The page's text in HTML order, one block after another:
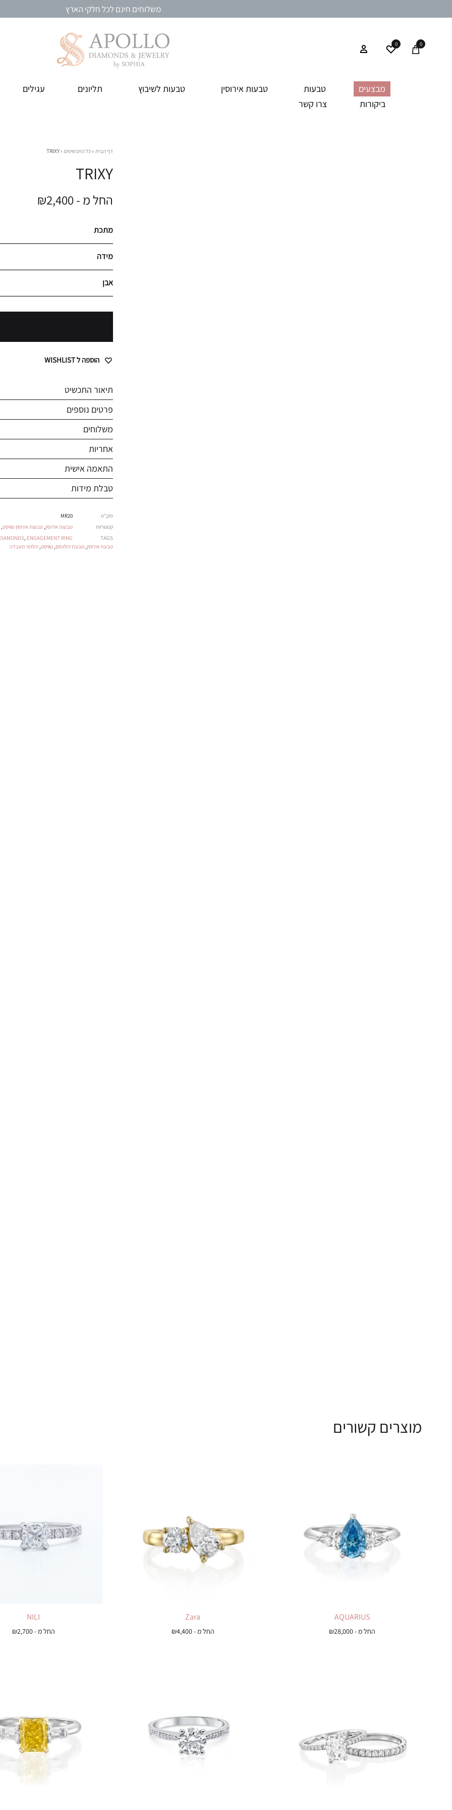
משלוחים חינם לכל חלקי הארץ
0
0
תכשיטי
תכשיטי
מבצעים טבעות טבעות אירוסין טבעות לשיבוץ תליונים עגילים
ביקורות
צרו קשר
דף הבית »כל התכשיטים »
TRIXY
TRIXY
החל מ - ₪2,400
מתכת
מידה
אבן
הוספה ל WISHLIST
תיאור התכשיט
פרטים נוספים
משלוחים
אחריות
התאמה אישית
טבלת מידות
מק"ט
MR20
קטגוריות
טבעות אירוסין,טבעות אירוסין טוויסט,
TAGS
, ENGAGEMENT RING
טבעת אירוסין,טבעת יהלומים,טוויסט,יהלומי מעבדה
מוצרים קשורים
AQUARIUS
החל מ - ₪28,000
Zara
החל מ - ₪4,400
NILI
החל מ - ₪2,700